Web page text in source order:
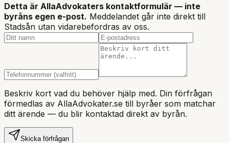
Detta är AllaAdvokaters kontaktformulär — inte
byråns egen e-post. Meddelandet går inte direkt till
Stadsån utan vidarebefordras av oss.
Beskriv kort vad du behöver hjälp med. Din förfrågan
förmedlas av AllaAdvokater.se till byråer som matchar
ditt ärende — du blir kontaktad direkt av byrån.
Skicka förfrågan